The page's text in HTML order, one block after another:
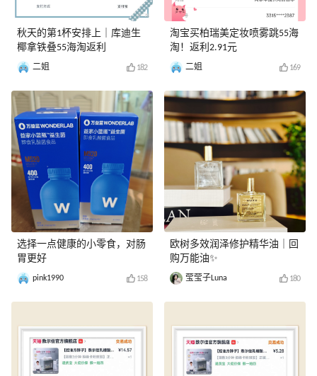
秋天的第1杯安排上｜库迪生
椰拿铁叠55海淘返利
二姐 182
选择一点健康的小零食，对肠
胃更好
pink1990 158
淘宝买柏瑞美定妆喷雾跳55海
淘！返利2.91元
二姐 169
欧树多效润泽修护精华油｜回
购万能油✨
莹莹子Luna 180